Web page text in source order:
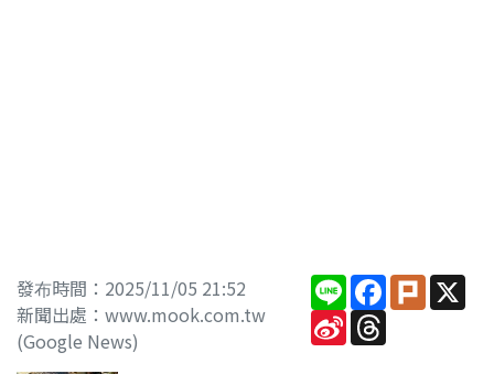
發布時間：2025/11/05 21:52
新聞出處：www.mook.com.tw
(Google News)
Line Facebook
Plurk
Sina
Weibo
Threads